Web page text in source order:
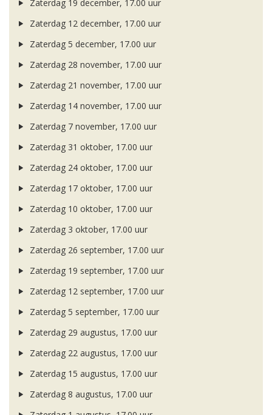
Zaterdag 19 december, 17.00 uur
Zaterdag 12 december, 17.00 uur
Zaterdag 5 december, 17.00 uur
Zaterdag 28 november, 17.00 uur
Zaterdag 21 november, 17.00 uur
Zaterdag 14 november, 17.00 uur
Zaterdag 7 november, 17.00 uur
Zaterdag 31 oktober, 17.00 uur
Zaterdag 24 oktober, 17.00 uur
Zaterdag 17 oktober, 17.00 uur
Zaterdag 10 oktober, 17.00 uur
Zaterdag 3 oktober, 17.00 uur
Zaterdag 26 september, 17.00 uur
Zaterdag 19 september, 17.00 uur
Zaterdag 12 september, 17.00 uur
Zaterdag 5 september, 17.00 uur
Zaterdag 29 augustus, 17.00 uur
Zaterdag 22 augustus, 17.00 uur
Zaterdag 15 augustus, 17.00 uur
Zaterdag 8 augustus, 17.00 uur